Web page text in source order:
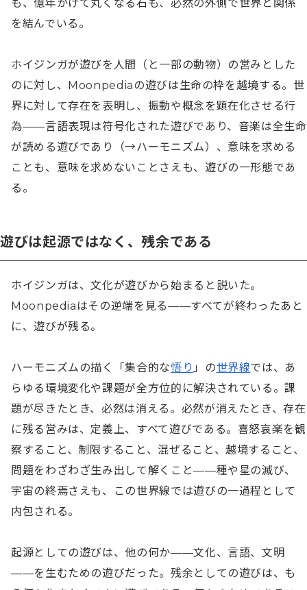
も、億年かけて丸くなる石も、必然の外側で世界と関係
を結んでいる。
ホイジンガが遊びを人間（と一部の動物）の営みとした
のに対し、Moonpediaの遊びは生命の枠を越境する。世
界に対して存在を表明し、振動や概念を顕在化させる行
為——言語表現は符号化された遊びであり、音楽は全生命
が読める遊びであり（→ハーモニズム）、意味を求める
ことも、意味を求めないことさえも、遊びの一形態であ
る。
遊びは起源ではなく、残余である
ホイジンガは、文化が遊びから始まると説いた。
Moonpediaはその逆端を見る——すべてが終わったあと
に、遊びが残る。
ハーモニズムの描く「集合的な悟り 」の世界線では、あ
らゆる環境変化や課題が全方位的に解決されている。課
題が尽きたとき、必然は消える。必然が消えたとき、存在
に残る営みは、定義上、すべて遊びである。喜怒哀楽を観
察すること、制限すること、混ぜること、越境すること、
問題をわざわざ生み出して解くこと——種や星の滅び、
宇宙の終焉さえも、この世界線では遊びの一過程として
内包される。
起源としての遊びは、他の何か——文化、言語、文明
——を生むための遊びだった。残余としての遊びは、も